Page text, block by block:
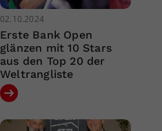
02.10.2024
Erste Bank Open
glänzen mit 10 Stars
aus den Top 20 der
Weltrangliste